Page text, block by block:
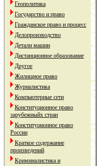
Геополитика
Государство и право
Гражданское право и процесс
Делопроизводство
Детали машин
Дистанционное образование
Другое
Жилищное право
Журналистика
Компьютерные сети
Конституционное право
зарубежныйх стран
Конституционное право
России
Краткое содержание
произведений
Криминалистика и